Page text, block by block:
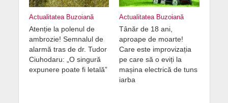
Actualitatea Buzoiană
Atenție la polenul de
ambrozie! Semnalul de
alarmă tras de dr. Tudor
Ciuhodaru: „O singură
expunere poate fi letală”
Actualitatea Buzoiană
Tânăr de 18 ani,
aproape de moarte!
Care este improvizația
pe care să o eviți la
mașina electrică de tuns
iarba